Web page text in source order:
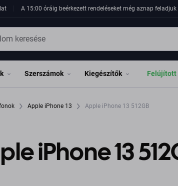
A 15:00 óráig beérkezett rendeléseket még aznap
Szerszámok Kiegészítők Felújított
Apple iPhone 13 Apple iPhone 13 512GB
iPhone 13